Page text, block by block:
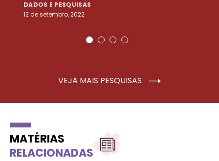
DADOS E PESQUISAS
12 de setembro, 2022
VEJA MAIS PESQUISAS
MATÉRIAS
RELACIONADAS